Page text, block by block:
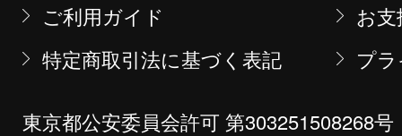
ご利用ガイド
お
特定商取引法に基づく表記
プ
東京都公安委員会許可 第303251508268号